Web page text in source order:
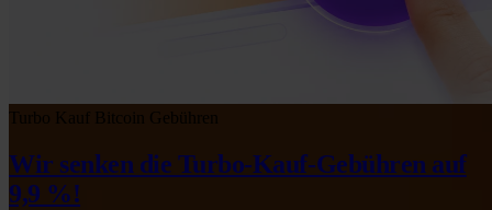
Turbo Kauf Bitcoin Gebühren
Wir senken die Turbo-Kauf-Gebühren auf
9,9 %!